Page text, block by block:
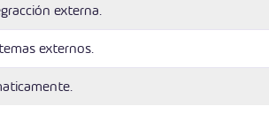
externa.
externos.